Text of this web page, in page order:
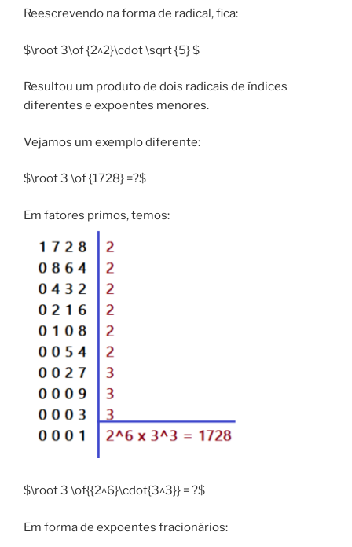
Reescrevendo na forma de radical, fica:
$\root 3\of {2^2}\cdot \sqrt {5} $
Resultou um produto de dois radicais de índices
diferentes e expoentes menores.
Vejamos um exemplo diferente:
$\root 3 \of {1728} =?$
Em fatores primos, temos:
$\root 3 \of{{2^6}\cdot{3^3}} = ?$
Em forma de expoentes fracionários: